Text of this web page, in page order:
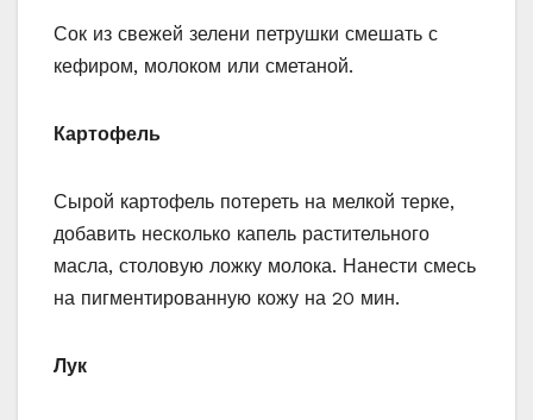
Сок из свежей зелени петрушки смешать с
кефиром, молоком или сметаной.
Картофель
Сырой картофель потереть на мелкой терке,
добавить несколько капель растительного
масла, столовую ложку молока. Нанести смесь
на пигментированную кожу на 20 мин.
Лук